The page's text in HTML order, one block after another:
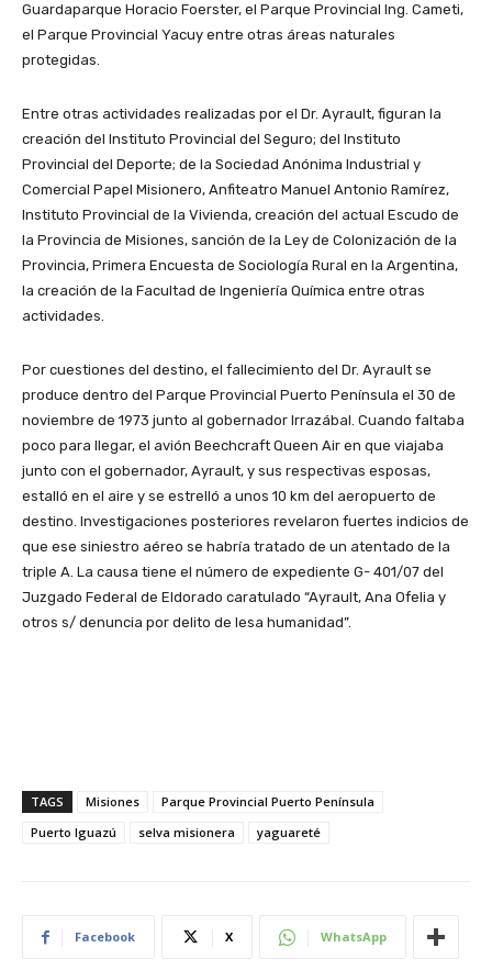
Guardaparque Horacio Foerster, el Parque Provincial Ing. Cameti,
el Parque Provincial Yacuy entre otras áreas naturales
protegidas.
Entre otras actividades realizadas por el Dr. Ayrault, figuran la
creación del Instituto Provincial del Seguro; del Instituto
Provincial del Deporte; de la Sociedad Anónima Industrial y
Comercial Papel Misionero, Anfiteatro Manuel Antonio Ramírez,
Instituto Provincial de la Vivienda, creación del actual Escudo de
la Provincia de Misiones, sanción de la Ley de Colonización de la
Provincia, Primera Encuesta de Sociología Rural en la Argentina,
la creación de la Facultad de Ingeniería Química entre otras
actividades.
Por cuestiones del destino, el fallecimiento del Dr. Ayrault se
produce dentro del Parque Provincial Puerto Península el 30 de
noviembre de 1973 junto al gobernador Irrazábal. Cuando faltaba
poco para llegar, el avión Beechcraft Queen Air en que viajaba
junto con el gobernador, Ayrault, y sus respectivas esposas,
estalló en el aire y se estrelló a unos 10 km del aeropuerto de
destino. Investigaciones posteriores revelaron fuertes indicios de
que ese siniestro aéreo se habría tratado de un atentado de la
triple A. La causa tiene el número de expediente G- 401/07 del
Juzgado Federal de Eldorado caratulado “Ayrault, Ana Ofelia y
otros s/ denuncia por delito de lesa humanidad”.
TAGS Misiones
Parque Provincial Puerto Península
Puerto Iguazú
selva misionera yaguareté
Facebook X WhatsApp